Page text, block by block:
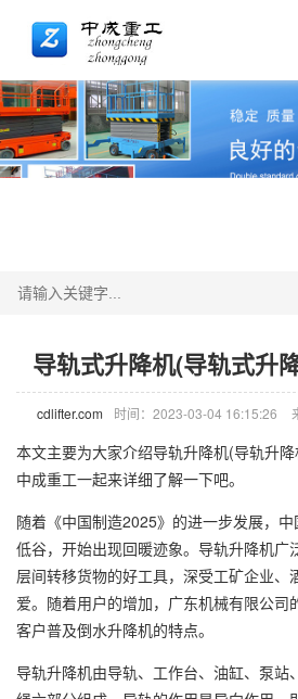
导轨式升降机(导轨式升
cdlifter.com 时间：2023-03-04 16:15:26
本文主要为大家介绍导轨升降机(导轨升
中成重工一起来详细了解一下吧。
随着《中国制造2025》的进一步发展，
低谷，开始出现回暖迹象。导轨升降机广
层间转移货物的好工具，深受工矿企业、
爱。随着用户的增加，广东机械有限公司
客户普及倒水升降机的特点。
导轨升降机由导轨、工作台、油缸、泵站